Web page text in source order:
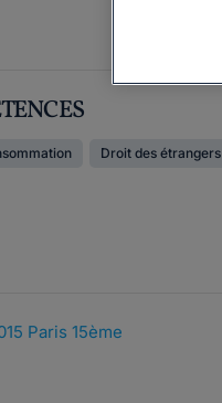
Droit des étrangers
Paris 15ème